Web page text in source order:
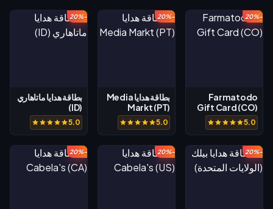
-20%
Farmatodo
Gift Card (CO)
5.0
-20%
بطاقة هدايا Media
Markt (PT)
5.0
-20%
بطاقة هدايا ماتاهاري
(ID)
5.0
-20%
-20%
-20%